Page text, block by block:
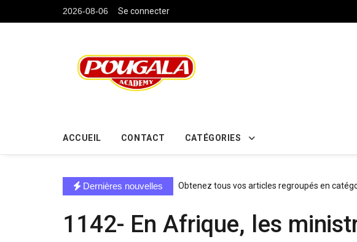
2026-08-06 Se connecter
ACCUEIL CONTACT CATÉGORIES
Dernières nouvelles Obtenez tous vos articles regroupés en
1142- En Afrique, les